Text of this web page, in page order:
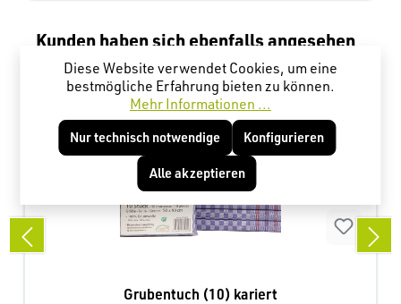
Produktgalerie überspringen
Kunden haben sich ebenfalls angesehen
Grubentuch (10) kariert
Diese Website verwendet Cookies, um eine
bestmögliche Erfahrung bieten zu können.
Mehr Informationen ...
Nur technisch notwendige Konfigurieren
Alle akzeptieren